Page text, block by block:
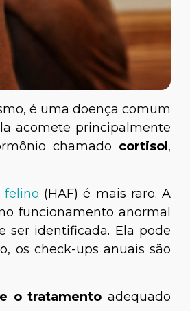
é uma doença comum
acomete principalmente
chamado cortisol,
felino (HAF) é mais raro. A
funcionamento anormal
ser identificada. Ela pode
os check-ups anuais são
o tratamento adequado